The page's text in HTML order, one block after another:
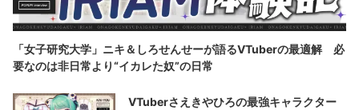
「女子研究大学」ニキ＆しろせんせーが語るVTuberの最適解 必
要なのは非日常より“イカレた奴”の日常
VTuberさえきやひろの最強キャラクター